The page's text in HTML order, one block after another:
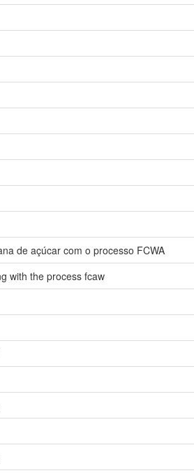
de açúcar com o processo FCWA
with the process fcaw